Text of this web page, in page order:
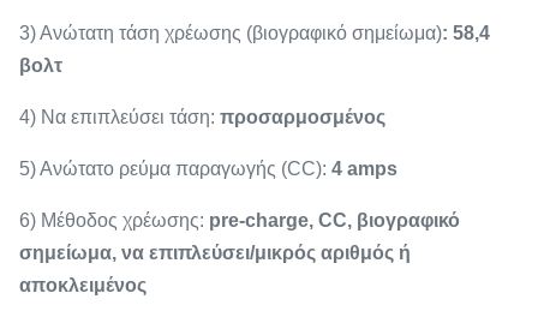
3) Ανώτατη τάση χρέωσης (βιογραφικό σημείωμα): 58,4
βολτ
4) Να επιπλεύσει τάση: προσαρμοσμένος
5) Ανώτατο ρεύμα παραγωγής (CC): 4 amps
6) Μέθοδος χρέωσης: pre-charge, CC, βιογραφικό
σημείωμα, να επιπλεύσει/μικρός αριθμός ή
αποκλειμένος